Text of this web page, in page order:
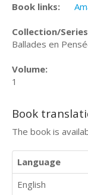
Book links:
Collection/
Ballades en
Volume:
1
Book
The book is
Language
English